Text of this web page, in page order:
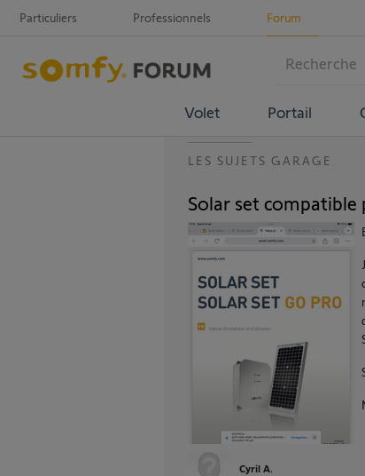
Particuliers Professionnels Forum
Volet Portail
LES SUJETS GARAGE
Solar set compatible
Cyril A.